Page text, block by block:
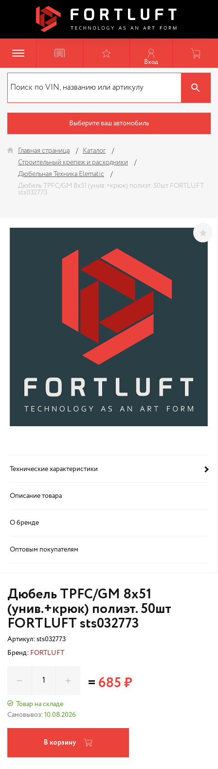
Вход
Выберите ваш автомобиль
Главная страница
Каталог
Строительный крепеж и расходники
Дюбельная Техника Elematic
Дюбель TPFC/GM 8х51 (унив.+крюк) полиэт. 50шт FORTLUFT
sts032773
Технические характеристики
Описание товара
О бренде
Оптовым покупателям
Дюбель TPFC/GM 8х51
(унив.+крюк) полиэт. 50шт
FORTLUFT sts032773
Артикул: sts032773
Бренд: FORTLUFT
Товар на складе
Самовывоз: 10.08.2026
=685 ₽
В корзину